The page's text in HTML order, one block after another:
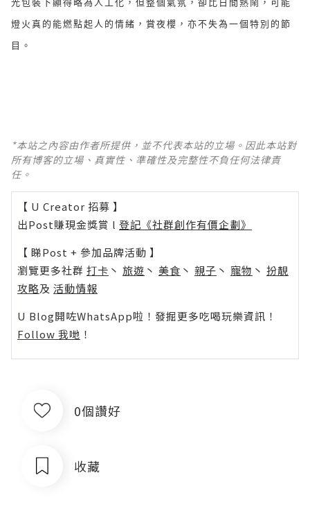
光包裝下顯得略為人工化，但整個氣氛，卻比日間熱鬧，可能
燈火真的能燃點起人的情緒，賞夜櫻，亦不失為一個特別的節
目。
*本站之內容由作者所提供，並不代表本站的立場。因此本站對
所有博客的立場、真實性、準確性及完整性不負任何法律責
任。
【 U Creator 招募 】
出Post賺現金獎賞 l 登記《社群創作有價企劃》
【 睇Post + 參加品牌活動 】
瀏覽更多社群 打卡 丶 旅遊 丶 美食 丶 親子 丶 寵物 丶 扮靚
攻略及 活動情報
U Blog開咗WhatsApp啦！發掘更多吃喝玩樂資訊！
Follow 我哋 ！
0個讚好
收藏